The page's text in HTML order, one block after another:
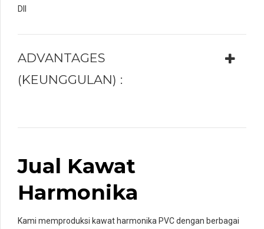
Dll
ADVANTAGES
(KEUNGGULAN) :
Jual Kawat
Harmonika
Kami memproduksi kawat harmonika PVC dengan berbagai